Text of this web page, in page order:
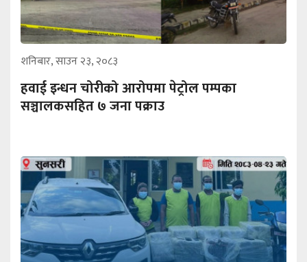
शनिबार, साउन २३, २०८३
हवाई इन्धन चोरीको आरोपमा पेट्रोल पम्पका
सञ्चालकसहित ७ जना पक्राउ